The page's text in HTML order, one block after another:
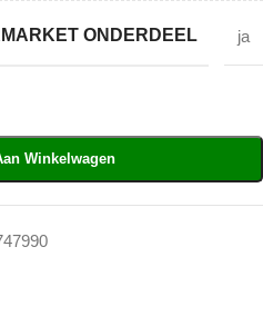
ONDERDEEL ja
Winkelwagen